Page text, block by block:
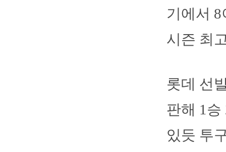
기에서
시즌 최
롯데 선
판해 1승
있듯 투